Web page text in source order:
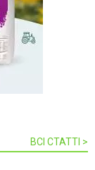
ВСІ СТАТТІ >